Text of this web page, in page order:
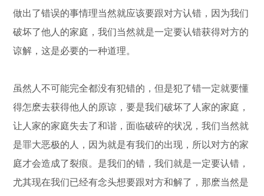
做出了错误的事情理当然就应该要跟对方认错，因为我们
破坏了他人的家庭，我们当然就是一定要认错获得对方的
谅解，这是必要的一种道理。
虽然人不可能完全都没有犯错的，但是犯了错一定就要懂
得怎麽去获得他人的原谅，要是我们破坏了人家的家庭，
让人家的家庭失去了和谐，面临破碎的状况，我们当然就
是罪大恶极的人，因为就是有我们的出现，所以对方的家
庭才会造成了裂痕。是我们的错，我们就是一定要认错，
尤其现在我们已经有念头想要跟对方和解了，那麽当然是